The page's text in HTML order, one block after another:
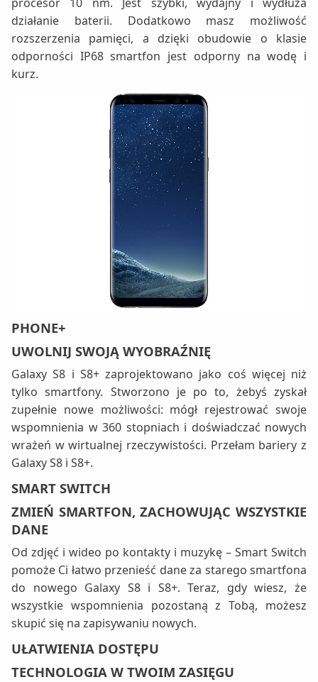
działanie baterii. Dodatkowo masz możliwość
rozszerzenia pamięci, a dzięki obudowie o klasie
odporności IP68 smartfon jest odporny na wodę i
kurz.
PHONE+
UWOLNIJ SWOJĄ WYOBRAŹNIĘ
Galaxy S8 i S8+ zaprojektowano jako coś więcej niż
tylko smartfony. Stworzono je po to, żebyś zyskał
zupełnie nowe możliwości: mógł rejestrować swoje
wspomnienia w 360 stopniach i doświadczać nowych
wrażeń w wirtualnej rzeczywistości. Przełam bariery z
Galaxy S8 i S8+.
SMART SWITCH
ZMIEŃ SMARTFON, ZACHOWUJĄC WSZYSTKIE
DANE
Od zdjęć i wideo po kontakty i muzykę – Smart Switch
pomoże Ci łatwo przenieść dane za starego smartfona
do nowego Galaxy S8 i S8+. Teraz, gdy wiesz, że
wszystkie wspomnienia pozostaną z Tobą, możesz
skupić się na zapisywaniu nowych.
UŁATWIENIA DOSTĘPU
TECHNOLOGIA W TWOIM ZASIĘGU